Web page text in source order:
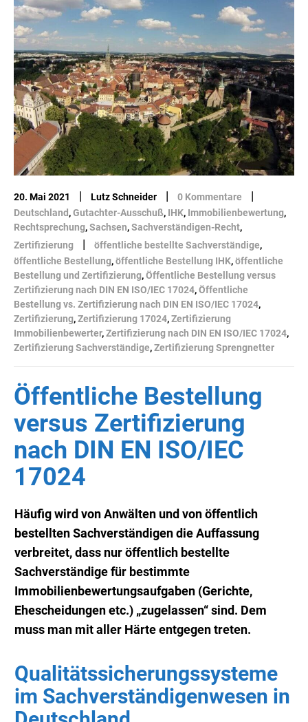
20. Mai 2021 | Lutz Schneider | 0 Kommentare |
Deutschland ,Gutachter-Ausschuß, IHK, Immobilienbewertung,
Rechtsprechung,Sachsen,Sachverständigen-Recht,
Zertifizierung
| öffentliche bestellte Sachverständige,
öffentliche Bestellung,öffentliche Bestellung IHK,öffentliche
Bestellung und Zertifizierung,Öffentliche Bestellung versus
Zertifizierung nach DIN EN ISO/IEC 17024,Öffentliche
Bestellung vs. Zertifizierung nach DIN EN ISO/IEC 17024,
Zertifizierung,Zertifizierung 17024,Zertifizierung
Immobilienbewerter,Zertifizierung nach DIN EN ISO/IEC 17024,
Zertifizierung Sachverständige,Zertifizierung Sprengnetter
Öffentliche Bestellung
versus Zertifizierung
nach DIN EN ISO/IEC
17024
Häufig wird von Anwälten und von öffentlich
bestellten Sachverständigen die Auffassung
verbreitet, dass nur öffentlich bestellte
Sachverständige für bestimmte
Immobilienbewertungsaufgaben (Gerichte,
Ehescheidungen etc.) „zugelassen“ sind. Dem
muss man mit aller Härte entgegen treten.
Qualitätssicherungssysteme
im Sachverständigenwesen in